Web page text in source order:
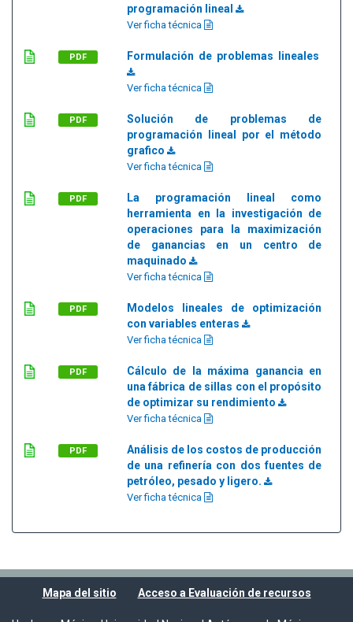
programación lineal
Ver ficha técnica
PDF Formulación de problemas lineales
Ver ficha técnica
PDF
Solución de problemas de
programación lineal por el método
grafico
Ver ficha técnica
PDF
La programación lineal como
herramienta en la investigación de
operaciones para la maximización
de ganancias en un centro de
maquinado
Ver ficha técnica
PDF
Modelos lineales de optimización
con variables enteras
Ver ficha técnica
PDF
Cálculo de la máxima ganancia en
una fábrica de sillas con el propósito
de optimizar su rendimiento
Ver ficha técnica
PDF
Análisis de los costos de producción
de una refinería con dos fuentes de
petróleo, pesado y ligero.
Ver ficha técnica
Mapa del sitio Acceso a Evaluación de recursos